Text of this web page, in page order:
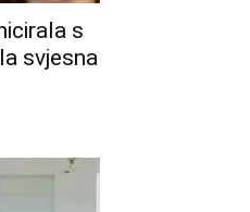
s
svjesna